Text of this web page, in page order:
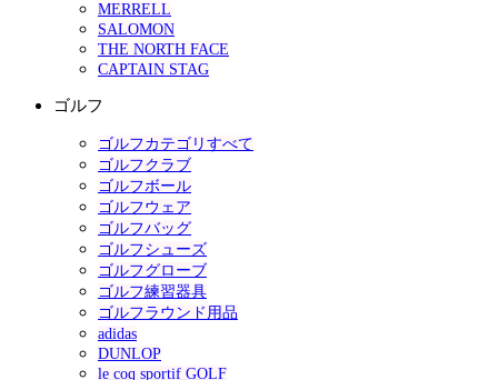
MERRELL
SALOMON
THE NORTH FACE
CAPTAIN STAG
ゴルフ
ゴルフカテゴリすべて
ゴルフクラブ
ゴルフボール
ゴルフウェア
ゴルフバッグ
ゴルフシューズ
ゴルフグローブ
ゴルフ練習器具
ゴルフラウンド用品
adidas
DUNLOP
le coq sportif GOLF